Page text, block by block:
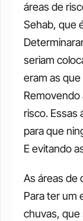
áreas de
Sehab, que
seriam
eram as
Removendo
risco. Essas
para que
E evitando
As áreas de
Para ter um
chuvas, que